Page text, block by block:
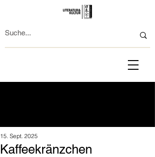
Kaffeekränzchen
15. Sept. 2025